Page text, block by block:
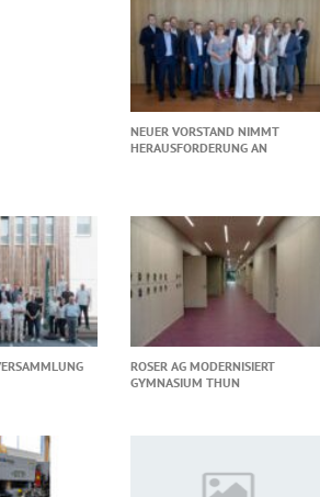
NEUER VORSTAND NIMMT
HERAUSFORDERUNG AN
ROSER AG MODERNISIERT
GYMNASIUM THUN